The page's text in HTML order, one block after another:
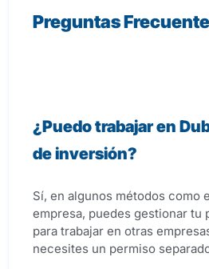
Preguntas
¿Puedo trabajar en
de inversión?
Sí, en algunos métodos como
empresa, puedes gestionar tu
para trabajar en otras
necesites un permiso